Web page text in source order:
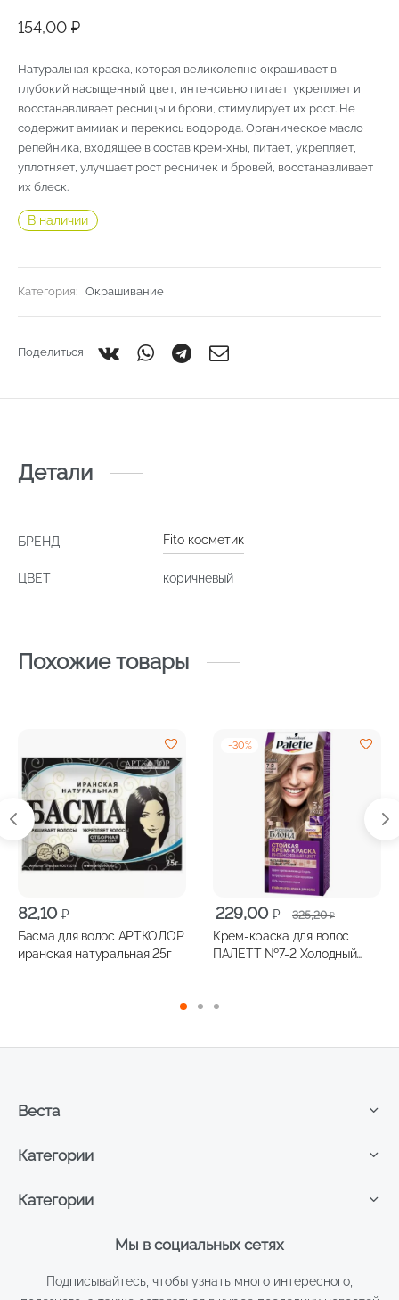
154,00 ₽
Натуральная краска, которая великолепно окрашивает в
глубокий насыщенный цвет, интенсивно питает, укрепляет и
восстанавливает ресницы и брови, стимулирует их рост. Не
содержит аммиак и перекись водорода. Органическое масло
репейника, входящее в состав крем-хны, питает, укрепляет,
уплотняет, улучшает рост ресничек и бровей, восстанавливает
их блеск.
В наличии
Категория: Окрашивание
Поделиться
Детали
БРЕНД Fito косметик
ЦВЕТ коричневый
Похожие товары
82,10 ₽
Басма для волос АРТКОЛОР
иранская натуральная 25г
-30%
325,20₽
Первоначальная
цена
составляла
229,00 ₽
Текущая
цена:
229,00 ₽.
Крем-краска для волос
ПАЛЕТТ №7-2 Холодный
Мы в социальных сетях
Подписывайтесь, чтобы узнать много интересного,
Категории
Категории
Веста